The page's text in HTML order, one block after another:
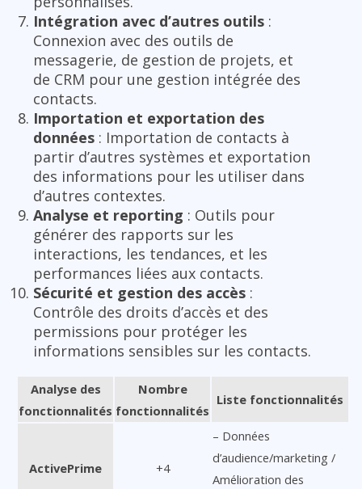
Intégration avec d’autres outils :
Connexion avec des outils de
messagerie, de gestion de projets, et
de CRM pour une gestion intégrée des
contacts.
Importation et exportation des
données : Importation de contacts à
partir d’autres systèmes et exportation
des informations pour les utiliser dans
d’autres contextes.
Analyse et reporting : Outils pour
générer des rapports sur les
interactions, les tendances, et les
performances liées aux contacts.
Sécurité et gestion des accès :
Contrôle des droits d’accès et des
permissions pour protéger les
informations sensibles sur les contacts.
Analyse des
fonctionnalités
Nombre
fonctionnalités
Liste fonctionnalités
ActivePrime +4
– Données
d’audience/marketing /
Amélioration des